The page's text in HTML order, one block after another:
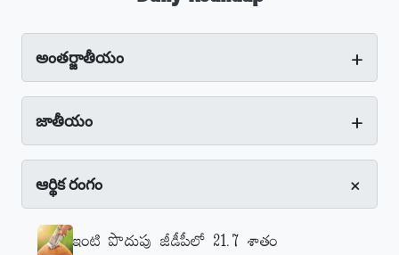
అంతర్జాతీయం +
జాతీయం +
ఆర్థిక రంగం +
ఇంటి పొదుపు జీడీపీలో 21.7 శాతం